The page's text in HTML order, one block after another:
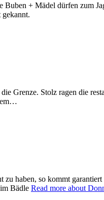
+ Mädel dürfen zum
gekannt.
Grenze. Stolz ragen die
haben, so kommt
Bädle Read more about